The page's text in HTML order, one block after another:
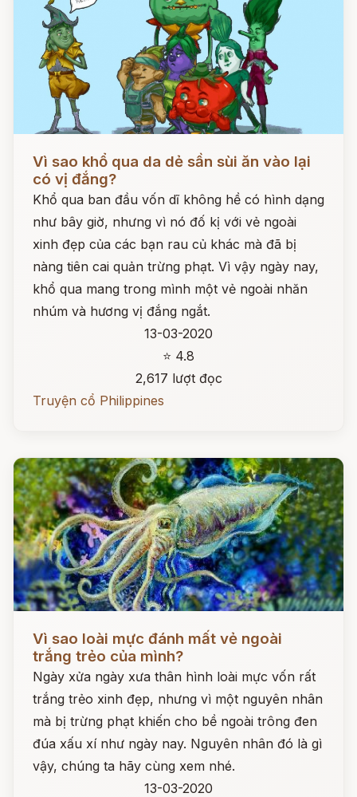
Vì sao khổ qua da dẻ sần sùi ăn vào lại
có vị đắng?
Khổ qua ban đầu vốn dĩ không hề có hình dạng
như bây giờ, nhưng vì nó đố kị với vẻ ngoài
xinh đẹp của các bạn rau củ khác mà đã bị
nàng tiên cai quản trừng phạt. Vì vậy ngày nay,
khổ qua mang trong mình một vẻ ngoài nhăn
nhúm và hương vị đắng ngắt.
13-03-2020
⭐ 4.8
2,617 lượt đọc
Truyện cổ Philippines
Vì sao loài mực đánh mất vẻ ngoài
trắng trẻo của mình?
Ngày xửa ngày xưa thân hình loài mực vốn rất
trắng trẻo xinh đẹp, nhưng vì một nguyên nhân
mà bị trừng phạt khiến cho bề ngoài trông đen
đúa xấu xí như ngày nay. Nguyên nhân đó là gì
vậy, chúng ta hãy cùng xem nhé.
13-03-2020